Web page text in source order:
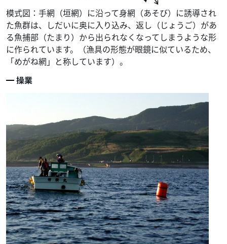
模式図：手網（垣網）に沿って身網（あそび）に誘導され
た魚群は、しだいに奥に入り込み、返し（じょうご）があ
る魚捕部（たまり）から出られなくなってしまうような形
に作られています。（漁具の形態が眼鏡に似ているため、
「めがね網」と称しています）。
操業